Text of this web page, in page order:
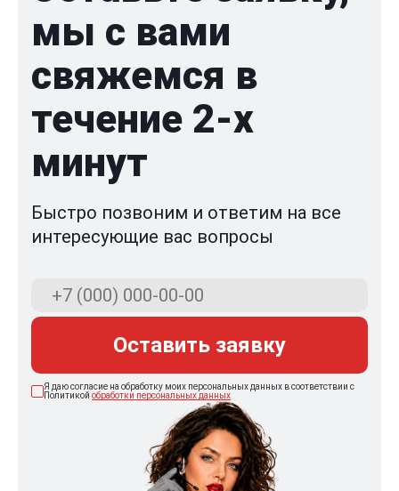
мы с вами
свяжемся в
течение 2-x
минут
Быстро позвоним и ответим на все
интересующие вас вопросы
Оставить заявку
Я даю согласие на обработку моих персональных данных в соответствии с
Политикой обработки персональных данных